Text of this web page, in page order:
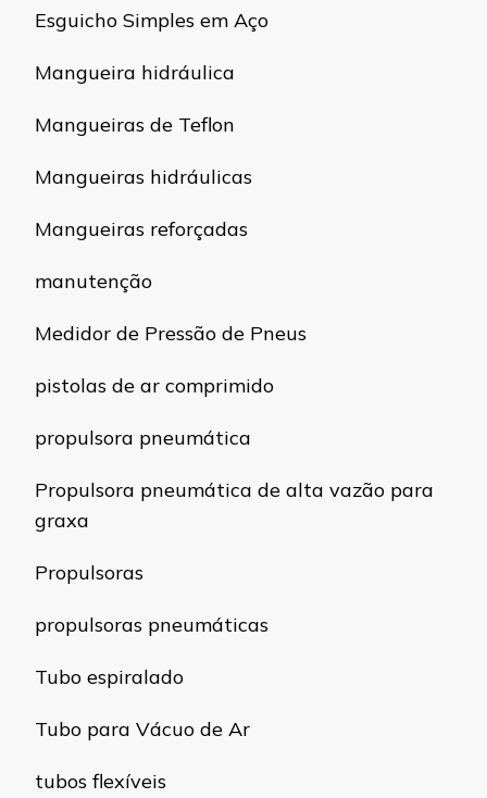
Esguicho Simples em Aço
Mangueira hidráulica
Mangueiras de Teflon
Mangueiras hidráulicas
Mangueiras reforçadas
manutenção
Medidor de Pressão de Pneus
pistolas de ar comprimido
propulsora pneumática
Propulsora pneumática de alta vazão para
graxa
Propulsoras
propulsoras pneumáticas
Tubo espiralado
Tubo para Vácuo de Ar
tubos flexíveis